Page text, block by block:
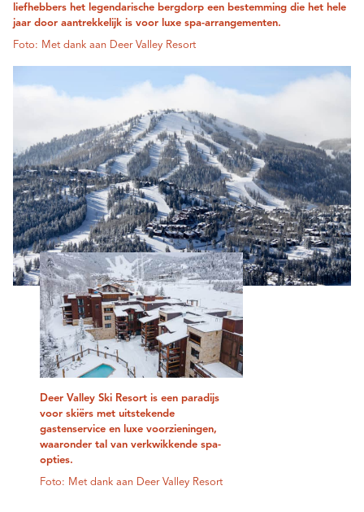
Deer Valley Ski Resort is een paradijs
voor skiërs met uitstekende
gastenservice en luxe voorzieningen,
waaronder tal van verkwikkende spa-
opties.
Foto: Met dank aan Deer Valley Resort
liefhebbers het legendarische bergdorp een bestemming die het hele
jaar door aantrekkelijk is voor luxe spa-arrangementen.
Foto: Met dank aan Deer Valley Resort